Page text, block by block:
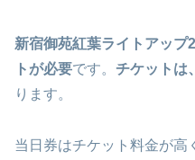
新宿御苑紅葉ライトアップ
トが必要です。 チケットは
ります。
当日券はチケット料金が高